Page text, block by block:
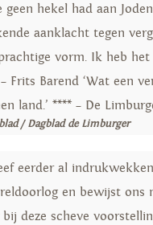
geen hekel had aan
aanklacht tegen
vorm. Ik heb het
– Frits Barend ‘Wat een
land.’ **** – De
/ Dagblad de Limburger
eerder al
en bewijst ons
deze scheve